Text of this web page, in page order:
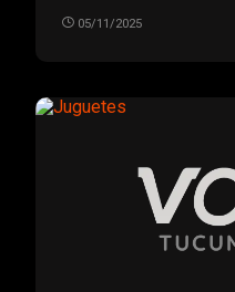
05/11/2025